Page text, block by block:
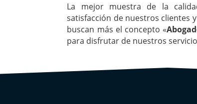
La mejor muestra de la
satisfacción de nuestros clientes
buscan más el concepto «
para disfrutar de nuestros